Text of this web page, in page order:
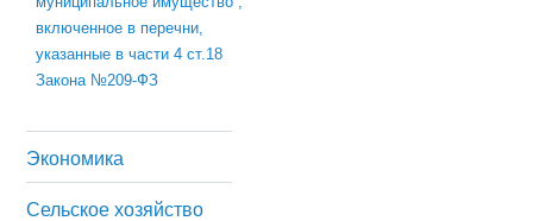
включенное в перечни,
указанные в части 4 ст.18
Закона №209-ФЗ
Экономика
Сельское хозяйство